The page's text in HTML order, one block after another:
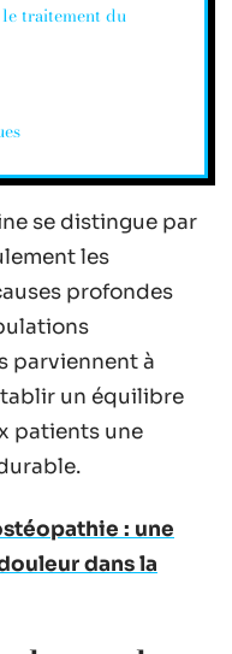
traitement du
se distingue par
les
profondes
parviennent à
un équilibre
patients une
: une
dans la